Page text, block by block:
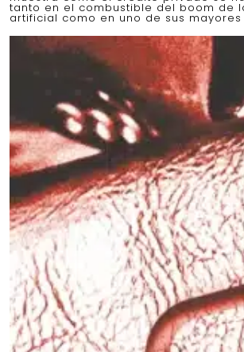
tanto en el combustible del boom de
artificial como en uno de sus